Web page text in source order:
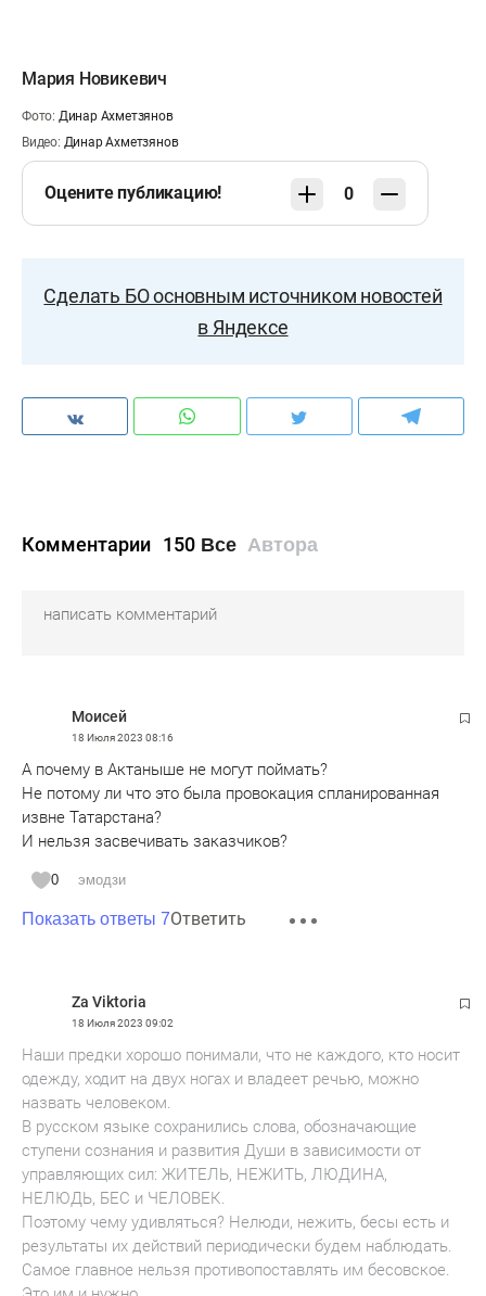
Мария Новикевич
Фото: Динар Ахметзянов
Видео: Динар Ахметзянов
Оцените публикацию! 0
Сделать БО основным источником новостей
в Яндексе
Комментарии 150 Все Автора
Моисей
18 Июля 2023 08:16
А почему в Актаныше не могут поймать?
Не потому ли что это была провокация спланированная
извне Татарстана?
И нельзя засвечивать заказчиков?
0 эмодзи
Показать ответы 7Ответить
Za Viktoria
18 Июля 2023 09:02
Наши предки хорошо понимали, что не каждого, кто носит
одежду, ходит на двух ногах и владеет речью, можно
назвать человеком.
В русском языке сохранились слова, обозначающие
ступени сознания и развития Души в зависимости от
управляющих сил: ЖИТЕЛЬ, НЕЖИТЬ, ЛЮДИНА,
НЕЛЮДЬ, БЕС и ЧЕЛОВЕК.
Поэтому чему удивляться? Нелюди, нежить, бесы есть и
результаты их действий периодически будем наблюдать.
Самое главное нельзя противопоставлять им бесовское.